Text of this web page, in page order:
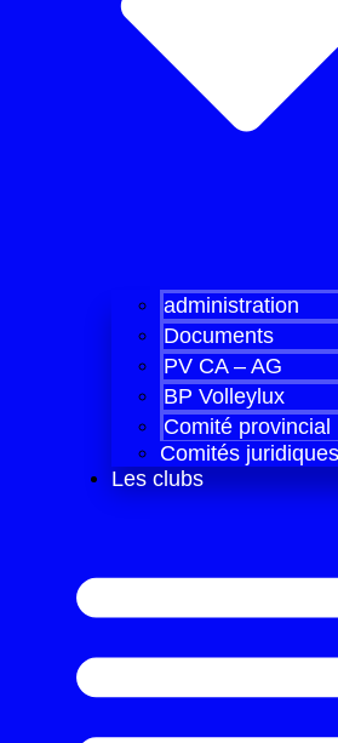
administration
Documents
PV CA – AG
BP Volleylux
Comité provincial
Comités juridiques
Les clubs